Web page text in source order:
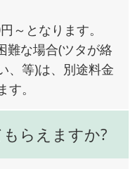
～となります。
難な場合(ツタが絡
、等)は、別途料金
。
らえますか?